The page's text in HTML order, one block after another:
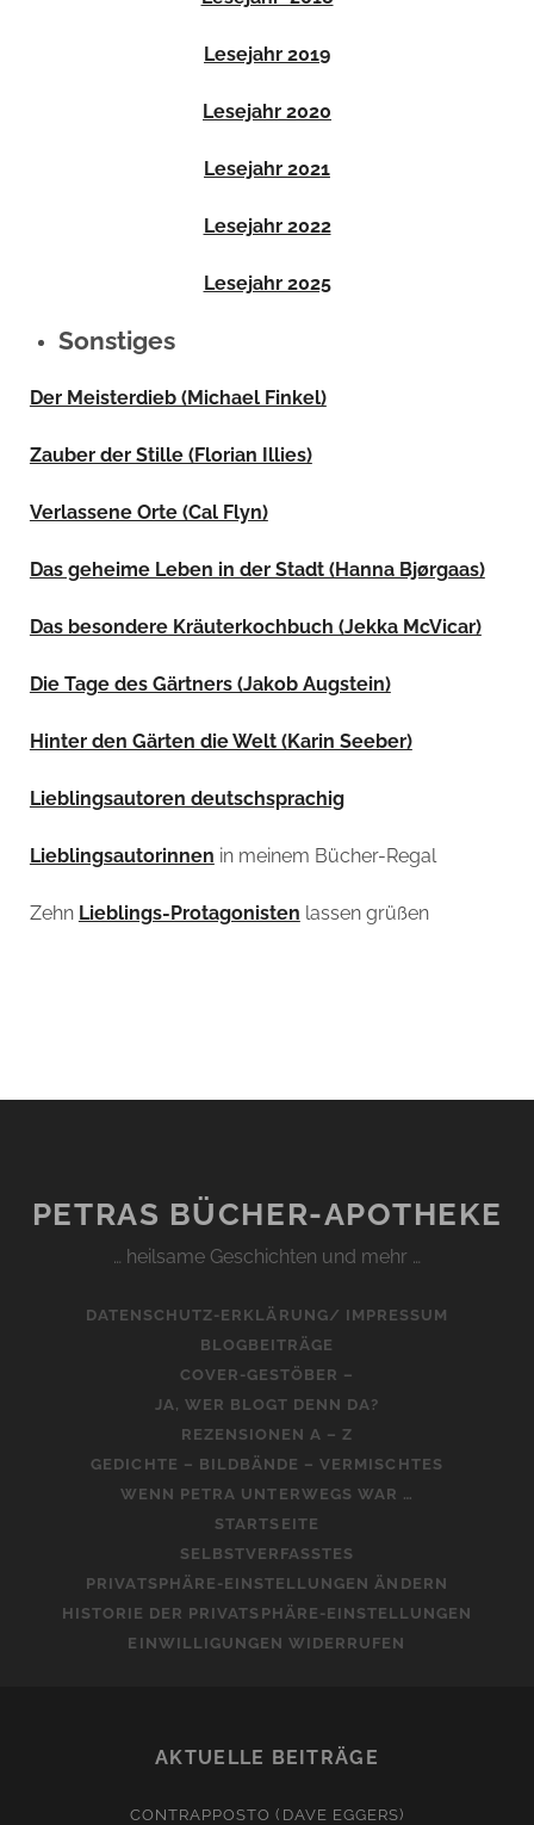
Lesejahr 2019
Lesejahr 2020
Lesejahr 2021
Lesejahr 2022
Lesejahr 2025
Sonstiges
Der Meisterdieb (Michael Finkel)
Zauber der Stille (Florian Illies)
Verlassene Orte (Cal Flyn)
Das geheime Leben in der Stadt (Hanna Bjørgaas)
Das besondere Kräuterkochbuch (Jekka McVicar)
Die Tage des Gärtners (Jakob Augstein)
Hinter den Gärten die Welt (Karin Seeber)
Lieblingsautoren deutschsprachig
Lieblingsautorinnen in meinem Bücher-Regal
Zehn Lieblings-Protagonisten lassen grüßen
PETRAS BÜCHER-APOTHEKE
… heilsame Geschichten und mehr …
DATENSCHUTZ-ERKLÄRUNG/ IMPRESSUM
BLOGBEITRÄGE
COVER-GESTÖBER –
JA, WER BLOGT DENN DA?
REZENSIONEN A – Z
GEDICHTE – BILDBÄNDE – VERMISCHTES
WENN PETRA UNTERWEGS WAR …
STARTSEITE
SELBSTVERFASSTES
PRIVATSPHÄRE-EINSTELLUNGEN ÄNDERN
HISTORIE DER PRIVATSPHÄRE-EINSTELLUNGEN
EINWILLIGUNGEN WIDERRUFEN
AKTUELLE BEITRÄGE
CONTRAPPOSTO (DAVE EGGERS)